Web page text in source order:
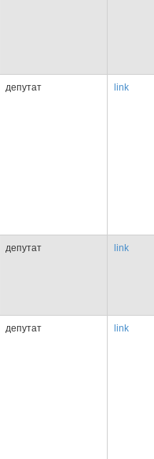
депутат link
депутат link
депутат link